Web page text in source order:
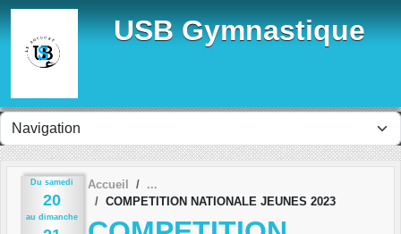
USB Gymnastique
Du samedi
20
au dimanche
Accueil
COMPETITION NATIONALE JEUNES 2023
Panneau de gestion des cookies